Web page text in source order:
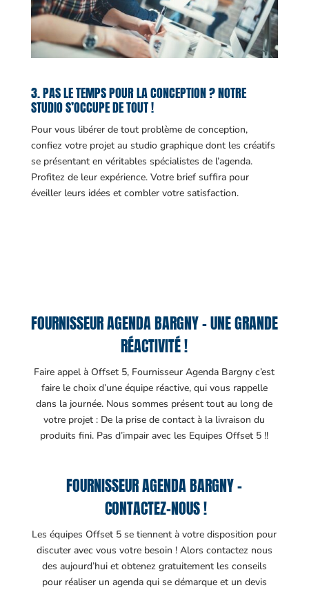
3. PAS LE TEMPS POUR LA CONCEPTION ? NOTRE
STUDIO S’OCCUPE DE TOUT !
Pour vous libérer de tout problème de conception,
confiez votre projet au studio graphique dont les créatifs
se présentant en véritables spécialistes de l’agenda.
Profitez de leur expérience. Votre brief suffira pour
éveiller leurs idées et combler votre satisfaction.
FOURNISSEUR AGENDA BARGNY – UNE GRANDE
RÉACTIVITÉ !
Faire appel à Offset 5, Fournisseur Agenda Bargny c’est
faire le choix d’une équipe réactive, qui vous rappelle
dans la journée. Nous sommes présent tout au long de
votre projet : De la prise de contact à la livraison du
produits fini. Pas d’impair avec les Equipes Offset 5 !!
FOURNISSEUR AGENDA BARGNY –
CONTACTEZ-NOUS !
Les équipes Offset 5 se tiennent à votre disposition pour
discuter avec vous votre besoin ! Alors contactez nous
des aujourd’hui et obtenez gratuitement les conseils
pour réaliser un agenda qui se démarque et un devis